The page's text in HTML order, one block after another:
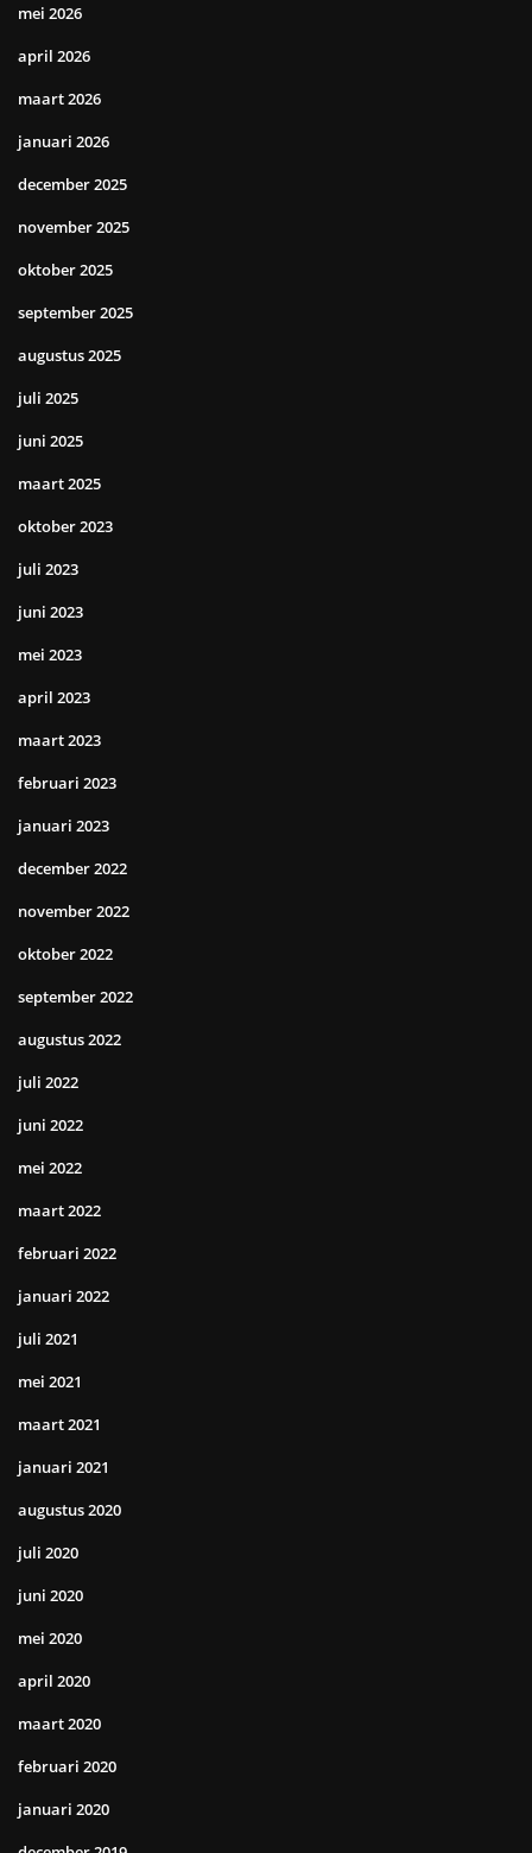
mei 2026
april 2026
maart 2026
januari 2026
december 2025
november 2025
oktober 2025
september 2025
augustus 2025
juli 2025
juni 2025
maart 2025
oktober 2023
juli 2023
juni 2023
mei 2023
april 2023
maart 2023
februari 2023
januari 2023
december 2022
november 2022
oktober 2022
september 2022
augustus 2022
juli 2022
juni 2022
mei 2022
maart 2022
februari 2022
januari 2022
juli 2021
mei 2021
maart 2021
januari 2021
augustus 2020
juli 2020
juni 2020
mei 2020
april 2020
maart 2020
februari 2020
januari 2020